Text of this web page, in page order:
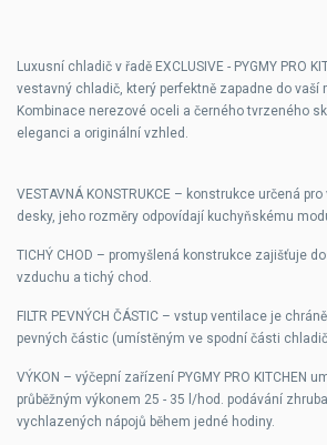
Luxusní chladič v řadě EXCLUSIVE - PYGMY PRO
vestavný chladič, který perfektně zapadne do vaší
Kombinace nerezové oceli a černého tvrzeného
eleganci a originální vzhled.
VESTAVNÁ KONSTRUKCE – konstrukce určená
desky, jeho rozměry odpovídají kuchyňskému
TICHÝ CHOD – promyšlená konstrukce zajišťuje
vzduchu a tichý chod.
FILTR PEVNÝCH ČÁSTIC – vstup ventilace je
pevných částic (umístěným ve spodní části
VÝKON – výčepní zařízení PYGMY PRO KITCHEN
průběžným výkonem 25 - 35 l/hod. podávání
vychlazených nápojů během jedné hodiny.